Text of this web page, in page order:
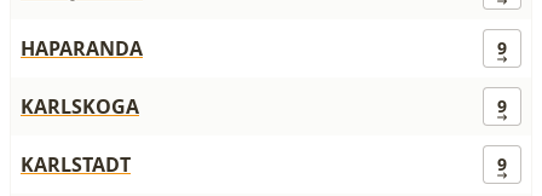
HAPARANDA 9
KARLSKOGA 9
KARLSTADT 9